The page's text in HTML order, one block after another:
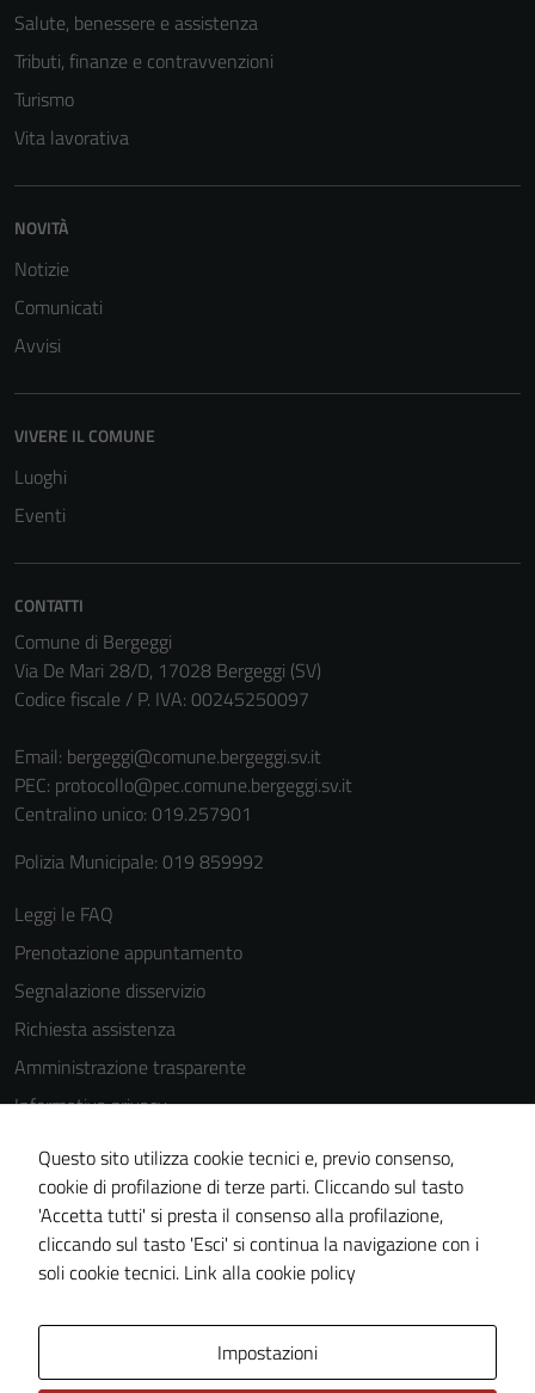
Salute, benessere e assistenza
Tributi, finanze e contravvenzioni
Turismo
Vita lavorativa
NOVITÀ
Notizie
Comunicati
Avvisi
VIVERE IL COMUNE
Luoghi
Eventi
CONTATTI
Comune di Bergeggi
Via De Mari 28/D, 17028 Bergeggi (SV)
Codice fiscale / P. IVA: 00245250097
Email: bergeggi@comune.bergeggi.sv.it
PEC: protocollo@pec.comune.bergeggi.sv.it
Centralino unico: 019.257901
Polizia Municipale: 019 859992
Leggi le FAQ
Prenotazione appuntamento
Segnalazione disservizio
Richiesta assistenza
Amministrazione trasparente
Informativa privacy
Cookie Policy
Note legali
Dichiarazione di accessibilità
Piano di miglioramento del sito
Questo sito utilizza cookie tecnici e, previo consenso,
cookie di profilazione di terze parti. Cliccando sul tasto
'Accetta tutti' si presta il consenso alla profilazione,
cliccando sul tasto 'Esci' si continua la navigazione con i
soli cookie tecnici. Link alla cookie policy
Impostazioni